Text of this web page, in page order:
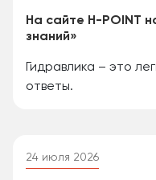
На сайте H-POINT
знаний»
Гидравлика – это
ответы.
24 июля 2026